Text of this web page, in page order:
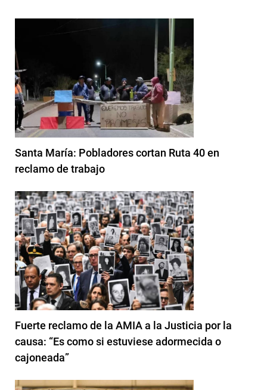
Santa María: Pobladores cortan Ruta 40 en
reclamo de trabajo
Fuerte reclamo de la AMIA a la Justicia por la
causa: “Es como si estuviese adormecida o
cajoneada”